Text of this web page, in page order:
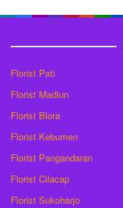
Florist Pati
Florist Madiun
Florist Blora
Florist Kebumen
Florist Pangandaran
Florist Cilacap
Florist Sukoharjo